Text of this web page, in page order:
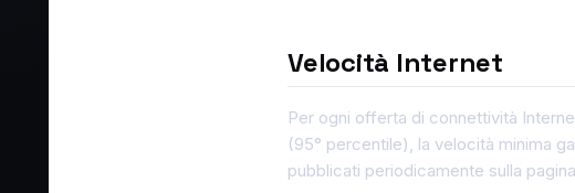
Velocità Internet
Per ogni offerta di connettività
(95° percentile), la velocità minima
pubblicati periodicamente sulla pagina